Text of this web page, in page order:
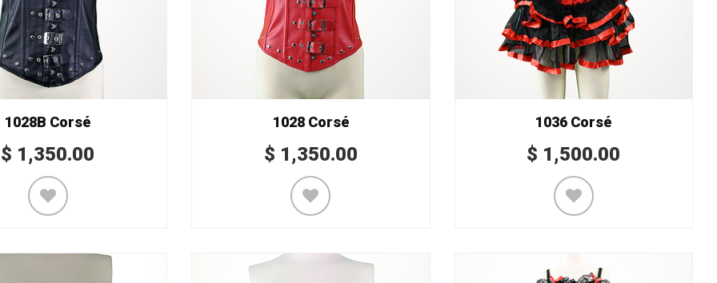
1028B Corsé
$ 1,350.00
1028 Corsé
$ 1,350.00
1036 Corsé
$ 1,500.00